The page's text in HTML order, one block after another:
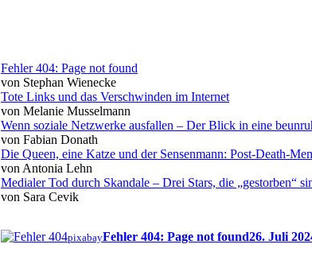
Fehler 404: Page not found
von Stephan Wienecke
Tote Links und das Verschwinden im Internet
von Melanie Musselmann
Wenn soziale Netzwerke ausfallen – Der Blick in eine
von Fabian Donath
Die Queen, eine Katze und der Sensenmann: Post-Death-
von Antonia Lehn
Medialer Tod durch Skandale – Drei Stars, die „gestorben“
von Sara Cevik
pixabayFehler 404: Page not found26. Juli